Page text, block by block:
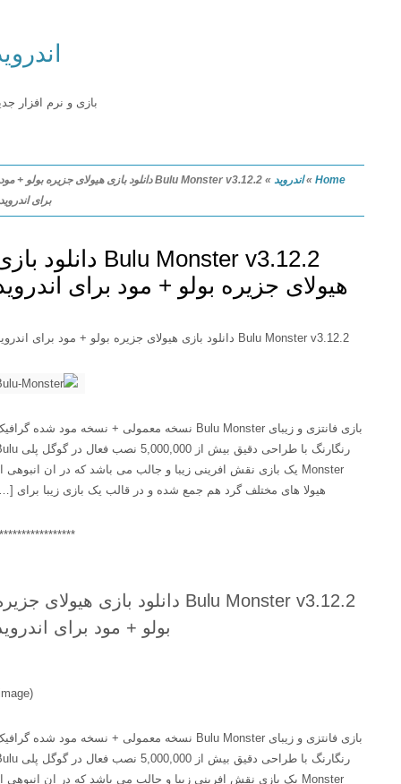
اندروید
بازی و نرم افزار جدید
Home
»اندروید»
Bulu Monster v3.12.2 دانلود بازی هیولای جزیره بولو + مود
برای اندروید
Bulu Monster v3.12.2 دانلود بازی
هیولای جزیره بولو + مود برای اندروید
Bulu Monster v3.12.2 دانلود بازی هیولای جزیره بولو + مود برای اندروید
بازی فانتزی و زیبای Bulu Monster نسخه معمولی + نسخه مود شده گرافیک
رنگارنگ با طراحی دقیق بیش از 5,000,000 نصب فعال در گوگل پلی Bulu
Monster یک بازی نقش افرینی زیبا و جالب می باشد که در ان انبوهی از
هیولا های مختلف گرد هم جمع شده و در قالب یک بازی زیبا برای […]
******************
Bulu Monster v3.12.2 دانلود بازی هیولای جزیره
بولو + مود برای اندروید
بازی فانتزی و زیبای Bulu Monster نسخه معمولی + نسخه مود شده گرافیک
رنگارنگ با طراحی دقیق بیش از 5,000,000 نصب فعال در گوگل پلی Bulu
Monster یک بازی نقش افرینی زیبا و جالب می باشد که در ان انبوهی از